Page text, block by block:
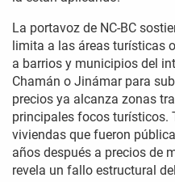
La portavoz de NC-BC
limita a las áreas turísticas
a barrios y municipios del
Chamán o Jinámar para
precios ya alcanza zonas
principales focos turísticos.
viviendas que fueron
años después a precios de
revela un fallo estructural